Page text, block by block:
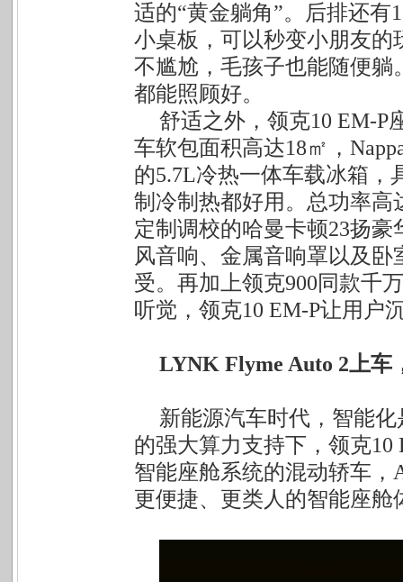
适的“黄金躺角”。后排还有
小桌板，可以秒变小朋友
不尴尬，毛孩子也能随便躺
都能照顾好。
舒适之外，领克10 EM-P
车软包面积高达18㎡，
的5.7L冷热一体车载冰箱，
制冷制热都好用。总功率高
定制调校的哈曼卡顿23扬
风音响、金属音响罩以及
受。再加上领克900同款千
听觉，领克10 EM-P让用户
LYNK Flyme Auto 2上车
新能源汽车时代，智能
的强大算力支持下，领克10
智能座舱系统的混动轿车
更便捷、更类人的智能座舱